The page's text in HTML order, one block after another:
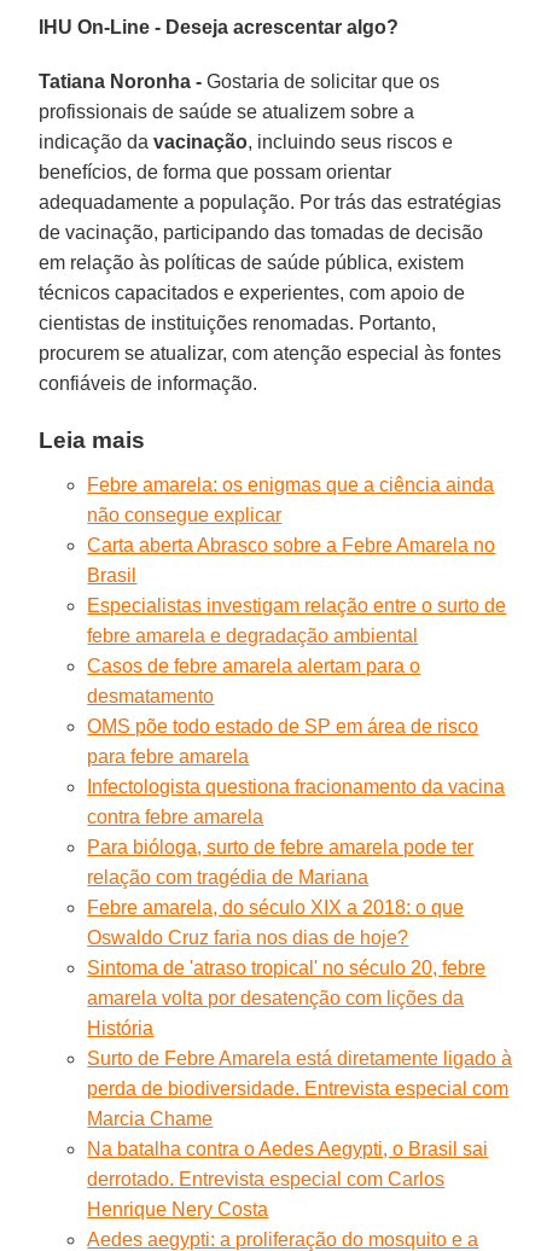
IHU On-Line - Deseja acrescentar algo?
Tatiana Noronha - Gostaria de solicitar que os
profissionais de saúde se atualizem sobre a
indicação davacinação, incluindo seus riscos e
benefícios, de forma que possam orientar
adequadamente a população. Por trás das estratégias
de vacinação, participando das tomadas de decisão
em relação às políticas de saúde pública, existem
técnicos capacitados e experientes, com apoio de
cientistas de instituições renomadas. Portanto,
procurem se atualizar, com atenção especial às fontes
confiáveis de informação.
Leia mais
Febre amarela: os enigmas que a ciência ainda
não consegue explicar
Carta aberta Abrasco sobre a Febre Amarela no
Brasil
Especialistas investigam relação entre o surto de
febre amarela e degradação ambiental
Casos de febre amarela alertam para o
desmatamento
OMS põe todo estado de SP em área de risco
para febre amarela
Infectologista questiona fracionamento da vacina
contra febre amarela
Para bióloga, surto de febre amarela pode ter
relação com tragédia de Mariana
Febre amarela, do século XIX a 2018: o que
Oswaldo Cruz faria nos dias de hoje?
Sintoma de 'atraso tropical' no século 20, febre
amarela volta por desatenção com lições da
História
Surto de Febre Amarela está diretamente ligado à
perda de biodiversidade. Entrevista especial com
Marcia Chame
Na batalha contra o Aedes Aegypti, o Brasil sai
derrotado. Entrevista especial com Carlos
Henrique Nery Costa
Aedes aegypti: a proliferação do mosquito e a